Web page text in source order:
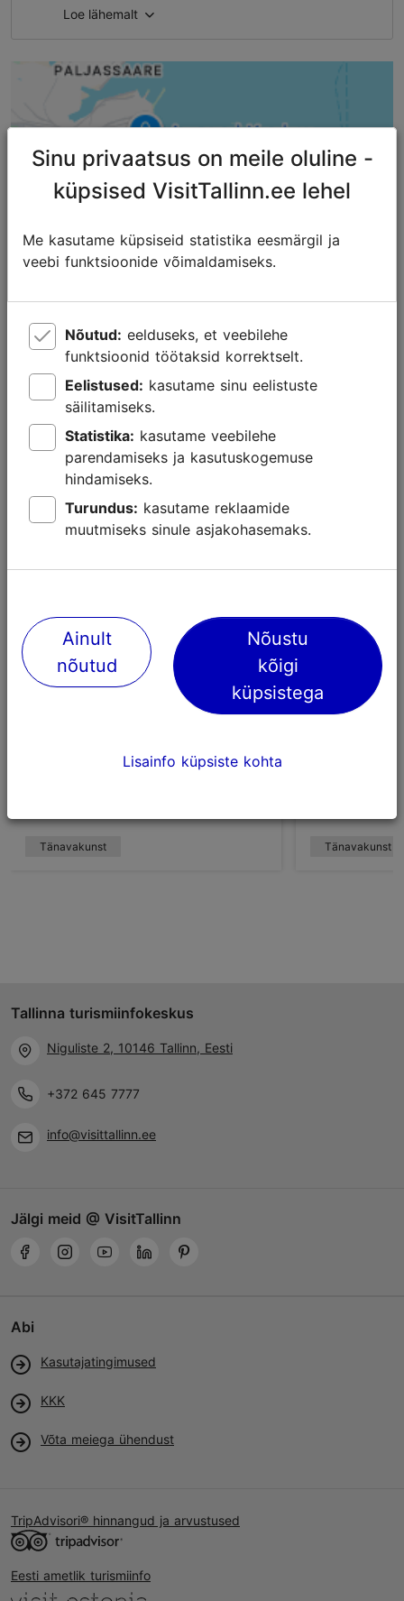
Loe lähemalt
Lähedalasuvad kohad
Tänavakunst Tänavakunst
Tallinna turismiinfokeskus
Niguliste 2, 10146 Tallinn, Eesti
+372 645 7777
info@visittallinn.ee
Jälgi meid @ VisitTallinn
Abi
Kasutajatingimused
KKK
Võta meiega ühendust
TripAdvisori® hinnangud ja arvustused
Eesti ametlik turismiinfo
Sinu privaatsus on meile oluline -
küpsised VisitTallinn.ee lehel
Me kasutame küpsiseid statistika eesmärgil ja
veebi funktsioonide võimaldamiseks.
Nõutud:
funktsioonid töötaksid korrektselt.
Eelistused:
säilitamiseks.
Statistika:
parendamiseks ja kasutuskogemuse
hindamiseks.
Turundus:
muutmiseks sinule asjakohasemaks.
Ainult
nõutud
Nõustu
kõigi
küpsistega
Lisainfo küpsiste kohta